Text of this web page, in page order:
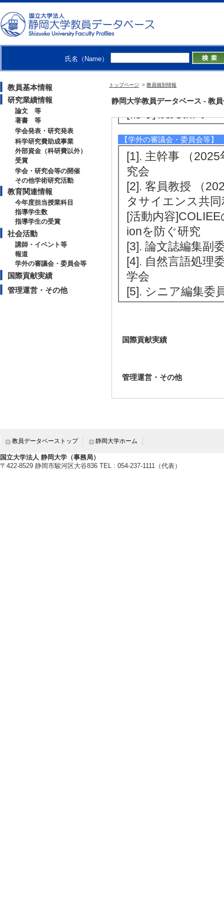
氏名（Name）
教員基本情報
研究業績情報
論文 等
著書 等
学会発表・研究発表
科学研究費助成事業
外部資金（科研費以外）
受賞
学会・研究会等の開催
その他学術研究活動
教育関連情報
今年度担当授業科目
指導学生数
指導学生の受賞
社会活動
講師・イベント等
報道
学外の審議会・委員会等
国際貢献実績
管理運営・その他
トップページ > 教員個別情報
静岡大学教員データベース - 教
な文献レビュー
[4]. 新聞 参政党分
[備考] 読売新聞
[5]. 新聞 参政党に
視化する (2025年
【学外の審議会・委員会等】
[1]. 主幹事 （
究会
[2]. 客員教授 （
タサイエンス共
[活動内容
ionを防ぐ研究
[3]. 論文誌編集副
[4]. 自然言語処理
学会
[5]. シニア編集委
国際貢献実績
管理運営・その他
教員データベーストップ 静岡大学ホーム
国立大学法人 静岡大学（事務局）
〒422-8529 静岡市駿河区大谷836 TEL : 054-237-1111（代表）